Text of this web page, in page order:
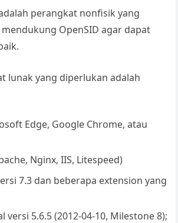
perangkat nonfisik yang
OpenSID agar dapat
lunak yang diperlukan adalah
Edge, Google Chrome, atau
Nginx, IIS, Litespeed)
7.3 dan beberapa extension yang
versi 5.6.5 (2012-04-10, Milestone 8);